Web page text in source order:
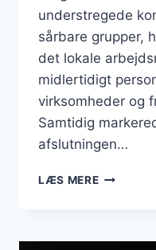
understregede
sårbare grupper,
det lokale
midlertidigt
virksomheder og
Samtidig
afslutningen…
LÆS MEREBUSINESS
I